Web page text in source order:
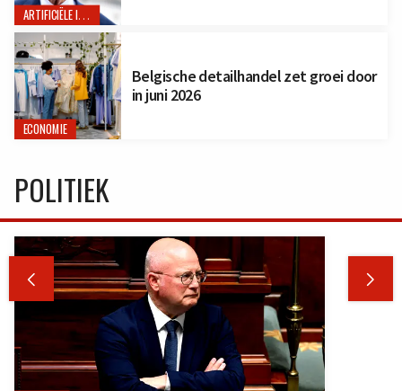
ARTIFICIËLE INTELLIGENTIE
ECONOMIE
Belgische detailhandel zet groei door
in juni 2026
POLITIEK
 